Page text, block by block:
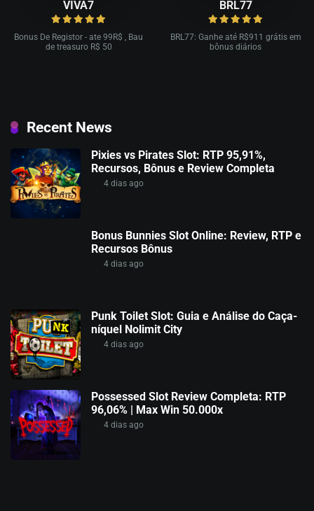
VIVA7
Bonus De Registor - ate 99R$ , Bau
de treasuro R$ 50
BRL77
BRL77: Ganhe até R$911 grátis em
bônus diários
Recent News
Pixies vs Pirates Slot: RTP 95,91%,
Recursos, Bônus e Review Completa
4 dias ago
Bonus Bunnies Slot Online: Review, RTP e
Recursos Bônus
4 dias ago
Punk Toilet Slot: Guia e Análise do Caça-
níquel Nolimit City
4 dias ago
Possessed Slot Review Completa: RTP
96,06% | Max Win 50.000x
4 dias ago